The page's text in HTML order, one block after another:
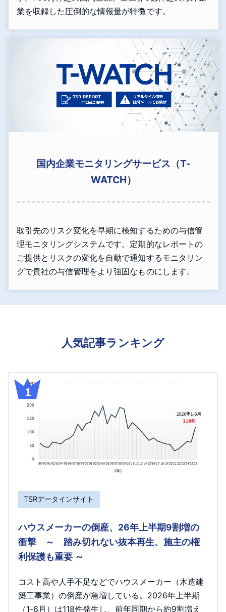
業を収録した圧倒的な情報量が特徴です。
国内企業モニタリングサービス（T-
WATCH）
取引先のリスク変化を早期に検知するための与信管
理モニタリングシステムです。定期的なレポートの
ご提供とリスクの変化を自動で通知するモニタリン
グで貴社の与信管理をより強固なものにします。
人気記事ランキング
TSRデータインサイト
ハウスメーカーの倒産、26年上半期9割増の
衝撃 ～ 踏み切れない抜本再生、施主の権
利保護も重要 ～
コスト高や人手不足などでハウスメーカー（木造建
築工事業）の倒産が急増している。2026年上半期
（1-6月）は118件発生し、前年同期から約9割増え